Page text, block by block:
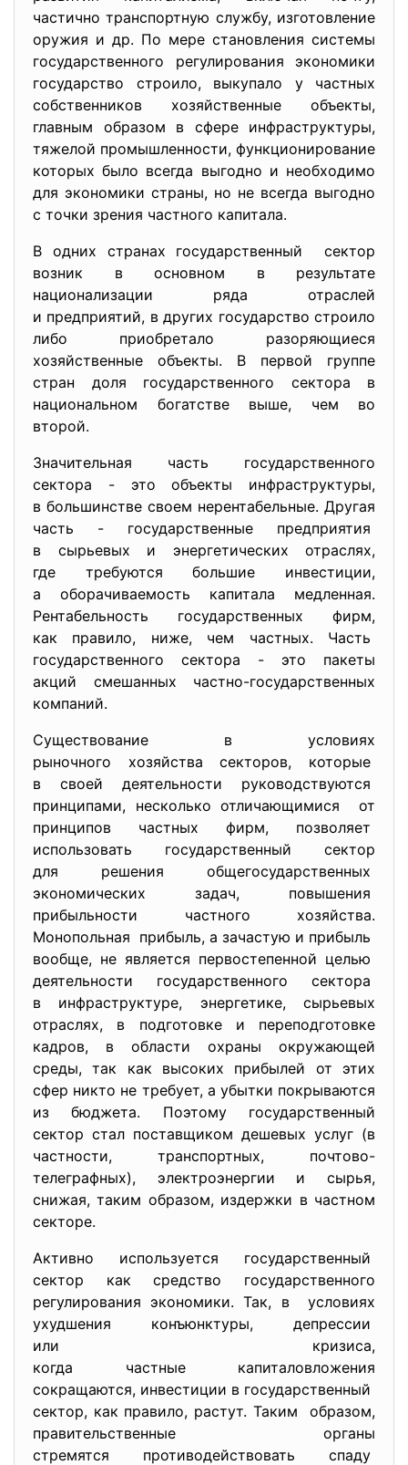
частично транспортную службу, изготовление
оружия и др. По мере становления системы
государственного регулирования экономики
государство строило, выкупало у частных
собственников хозяйственные объекты,
главным образом в сфере инфраструктуры,
тяжелой промышленности, функционирование
которых было всегда выгодно и необходимо
для экономики страны, но не всегда выгодно
с точки зрения частного капитала.
В одних странах государственный сектор
возник в основном в результате
национализации ряда отраслей
и предприятий, в других государство строило
либо приобретало разоряющиеся
хозяйственные объекты. В первой группе
стран доля государственного сектора в
национальном богатстве выше, чем во
второй.
Значительная часть государственного
сектора - это объекты инфраструктуры,
в большинстве своем нерентабельные. Другая
часть - государственные предприятия
в сырьевых и энергетических отраслях,
где требуются большие инвестиции,
а оборачиваемость капитала медленная.
Рентабельность государственных фирм,
как правило, ниже, чем частных. Часть
государственного сектора - это пакеты
акций смешанных частно-государственных
компаний.
Существование в условиях
рыночного хозяйства секторов, которые
в своей деятельности руководствуются
принципами, несколько отличающимися от
принципов частных фирм, позволяет
использовать государственный сектор
для решения общегосударственных
экономических задач, повышения
прибыльности частного хозяйства.
Монопольная прибыль, а зачастую и прибыль
вообще, не является первостепенной целью
деятельности государственного сектора
в инфраструктуре, энергетике, сырьевых
отраслях, в подготовке и переподготовке
кадров, в области охраны окружающей
среды, так как высоких прибылей от этих
сфер никто не требует, а убытки покрываются
из бюджета. Поэтому государственный
сектор стал поставщиком дешевых услуг (в
частности, транспортных, почтово-
телеграфных), электроэнергии и сырья,
снижая, таким образом, издержки в частном
секторе.
Активно используется государственный
сектор как средство государственного
регулирования экономики. Так, в условиях
ухудшения конъюнктуры, депрессии
или кризиса,
когда частные капиталовложения
сокращаются, инвестиции в государственный
сектор, как правило, растут. Таким образом,
правительственные органы
стремятся противодействовать спаду